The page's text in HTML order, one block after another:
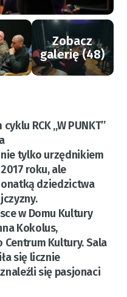
Zobacz
galerię (48)
RCK „W PUNKT”
tylko urzędnikiem
roku, ale
dziedzictwa
w Domu Kultury
Kokolus,
Kultury. Sala
się licznie
się pasjonaci